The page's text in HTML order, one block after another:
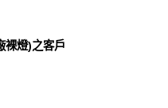
裸燈)之客戶